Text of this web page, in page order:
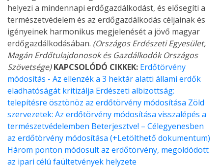
helyezi a mindennapi erdőgazdálkodást, és elősegíti a
természetvédelem és az erdőgazdálkodás céljainak és
igényeinek harmonikus megjelenését a jövő magyar
erdőgazdálkodásában. (Országos Erdészeti Egyesület,
Magán Erdőtulajdonosok és Gazdálkodók Országos
Szövetsége) KAPCSOLÓDÓ CIKKEK: Erdőtörvény
módosítás - Az ellenzék a 3 hektár alatti állami erdők
eladhatóságát kritizálja Erdészeti albizottság:
telepítésre ösztönöz az erdőtörvény módosítása Zöld
szervezetek: Az erdőtörvény módosítása visszalépés a
természetvédelemben Beterjesztve! – Célegyenesben
az erdőtörvény módosítása (+Letölthető dokumentum)
Három ponton módosult az erdőtörvény, megoldódott
az ipari célú faültetvények helyzete